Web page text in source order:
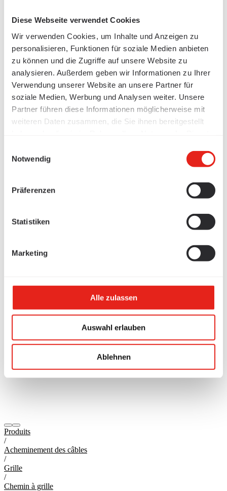
Diese Webseite verwendet Cookies
Wir verwenden Cookies, um Inhalte und Anzeigen zu
personalisieren, Funktionen für soziale Medien anbieten
zu können und die Zugriffe auf unsere Website zu
analysieren. Außerdem geben wir Informationen zu Ihrer
Verwendung unserer Website an unsere Partner für
soziale Medien, Werbung und Analysen weiter. Unsere
Partner führen diese Informationen möglicherweise mit
weiteren Daten zusammen, die Sie ihnen bereitgestellt
Notwendig
Präferenzen
Statistiken
Marketing
Alle zulassen
Auswahl erlauben
Ablehnen
Produits
/
Acheminement des câbles
/
Grille
/
Chemin à grille